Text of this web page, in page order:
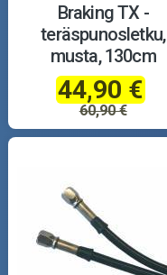
Braking TX -
teräspunosletku,
musta, 130cm
44,90 €
60,90 €